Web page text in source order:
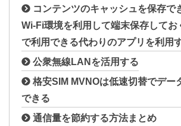
コンテンツのキャッシュを保存で
Wi-Fi環境を利用して端末保存してお
で利用できる代わりのアプリを利用
公衆無線LANを活用する
格安SIM MVNOは低速切替でデー
できる
通信量を節約する方法まとめ